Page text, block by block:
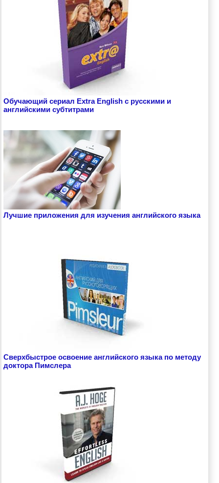
Обучающий сериал Extra English с русскими и
английскими субтитрами
Лучшие приложения для изучения английского языка
Сверхбыстрое освоение английского языка по методу
доктора Пимслера